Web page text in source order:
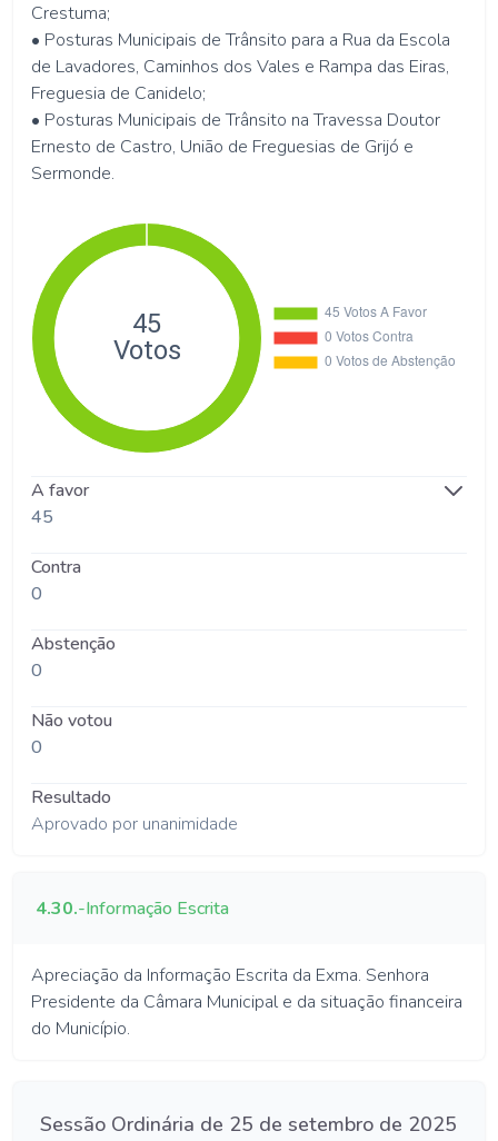
Crestuma;
• Posturas Municipais de Trânsito para a Rua da Escola
de Lavadores, Caminhos dos Vales e Rampa das Eiras,
Freguesia de Canidelo;
• Posturas Municipais de Trânsito na Travessa Doutor
Ernesto de Castro, União de Freguesias de Grijó e
Sermonde.
A favor
45
Contra
0
Abstenção
0
Não votou
0
Resultado
Aprovado por unanimidade
4.30.-Informação Escrita
Apreciação da Informação Escrita da Exma. Senhora
Presidente da Câmara Municipal e da situação financeira
do Município.
Sessão Ordinária de 25 de setembro de 2025